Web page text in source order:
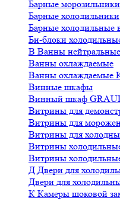
Барные морозильники
Барные холодильники
Барные холодильные
Би-блоки
В Ванны
Ванны охлаждаемые
Ванны охлаждаемые
Винные шкафы
Винный шкаф
Витрины для
Витрины для
Витрины для
Витрины
Витрины
Д Двери для
Двери для
К Камеры шоковой